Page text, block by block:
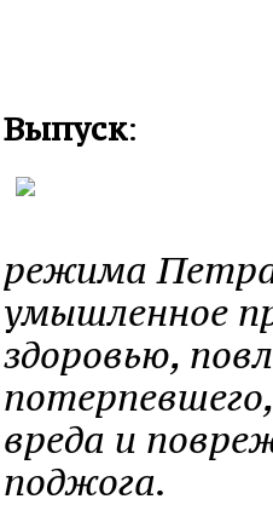
Выпуск:
режима Петра
умышленное
здоровью,
вреда и
поджога.